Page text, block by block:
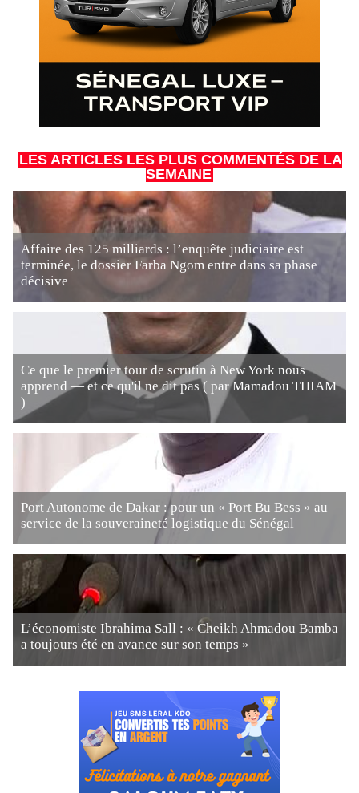
LES ARTICLES LES PLUS COMMENTÉS DE LA
SEMAINE
Affaire des 125 milliards : l’enquête judiciaire est
terminée, le dossier Farba Ngom entre dans sa phase
décisive
Ce que le premier tour de scrutin à New York nous
apprend — et ce qu'il ne dit pas ( par Mamadou THIAM
)
Port Autonome de Dakar : pour un « Port Bu Bess » au
service de la souveraineté logistique du Sénégal
L’économiste Ibrahima Sall : « Cheikh Ahmadou Bamba
a toujours été en avance sur son temps »